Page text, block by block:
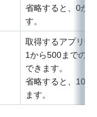
省略すると、0が
す。
取得するアプリ数
1から500までの
できます。
省略すると、100
ます。